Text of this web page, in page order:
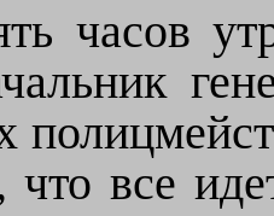
часов
что все